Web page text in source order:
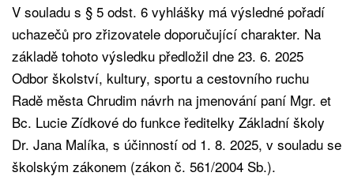
V souladu s § 5 odst. 6 vyhlášky má výsledné pořadí
uchazečů pro zřizovatele doporučující charakter. Na
základě tohoto výsledku předložil dne 23. 6. 2025
Odbor školství, kultury, sportu a cestovního ruchu
Radě města Chrudim návrh na jmenování paní Mgr. et
Bc. Lucie Zídkové do funkce ředitelky Základní školy
Dr. Jana Malíka, s účinností od 1. 8. 2025, v souladu se
školským zákonem (zákon č. 561/2004 Sb.).